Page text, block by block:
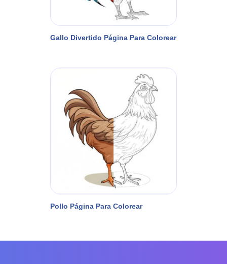
Gallo Divertido Página Para Colorear
Pollo Página Para Colorear